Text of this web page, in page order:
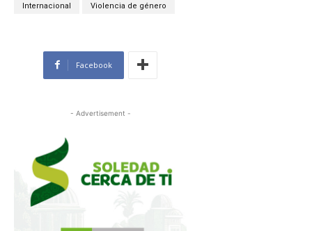
Internacional Violencia de género
Facebook
- Advertisement -